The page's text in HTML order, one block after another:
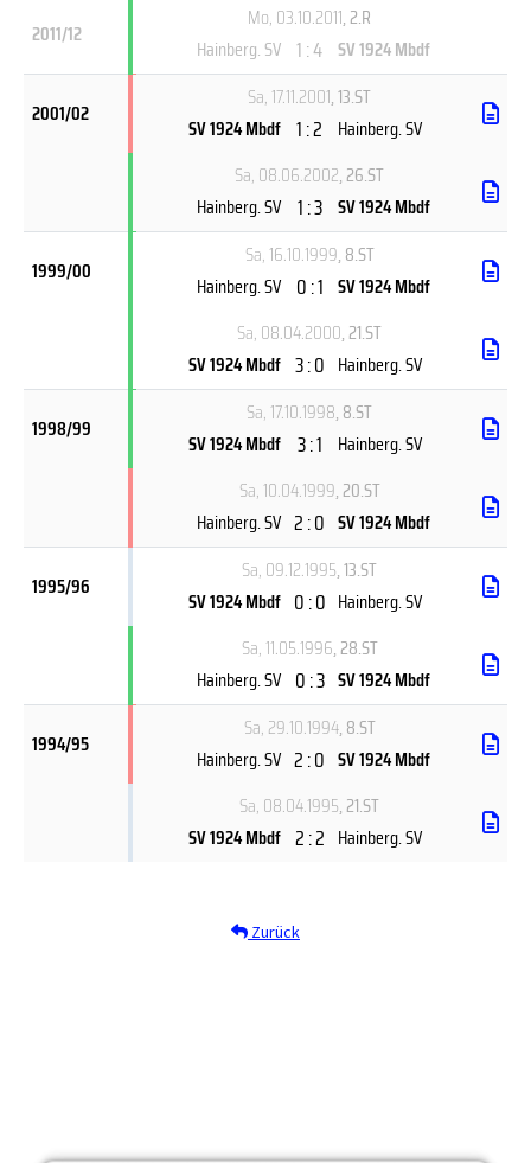
2011/12
Mo, 03.10.2011, 2.R
Hainberg. SV 1 : 4 SV 1924 Mbdf
2001/02
Sa, 17.11.2001, 13.ST
SV 1924 Mbdf 1 : 2 Hainberg. SV
Sa, 08.06.2002, 26.ST
Hainberg. SV 1 : 3 SV 1924 Mbdf
1999/00
Sa, 16.10.1999, 8.ST
Hainberg. SV 0 : 1 SV 1924 Mbdf
Sa, 08.04.2000, 21.ST
SV 1924 Mbdf 3 : 0 Hainberg. SV
1998/99
Sa, 17.10.1998, 8.ST
SV 1924 Mbdf 3 : 1 Hainberg. SV
Sa, 10.04.1999, 20.ST
Hainberg. SV 2 : 0 SV 1924 Mbdf
1995/96
Sa, 09.12.1995, 13.ST
SV 1924 Mbdf 0 : 0 Hainberg. SV
Sa, 11.05.1996, 28.ST
Hainberg. SV 0 : 3 SV 1924 Mbdf
1994/95
Sa, 29.10.1994, 8.ST
Hainberg. SV 2 : 0 SV 1924 Mbdf
Sa, 08.04.1995, 21.ST
SV 1924 Mbdf 2 : 2 Hainberg. SV
Zurück